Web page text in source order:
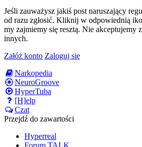
Jeśli zauważysz jakiś post naruszający
od razu zgłosić. Kliknij w odpowiednią
my zajmiemy się resztą. Nie akceptujemy
innych.
Załóż konto Zaloguj się
Narkopedia
NeuroGroove
HyperTuba
[H]elp
Czat
Przejdź do zawartości
Hyperreal